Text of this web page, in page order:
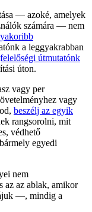
— azoké, amelyek
számára — nem
a leggyakrabban
útmutatónk
úton.
vagy per
vagy
beszélj az egyik
rangsorolni, mit
védhető
egyedi
nem
az az ablak, amikor
—, mindig a